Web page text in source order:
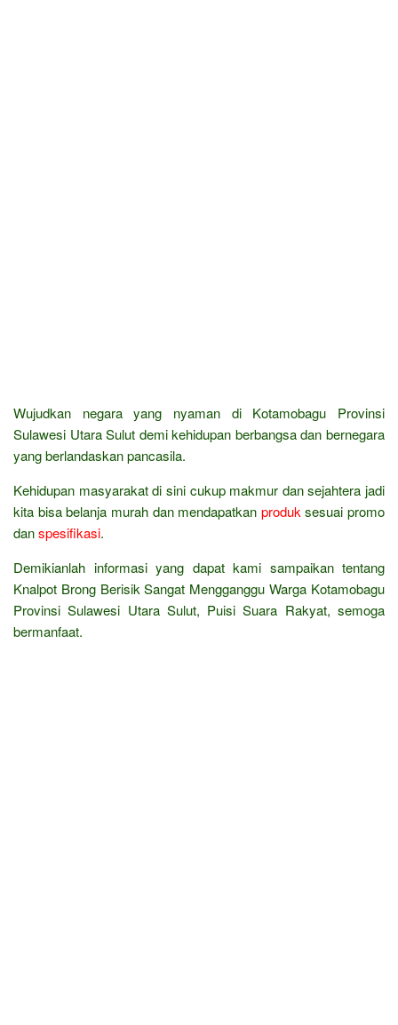
Wujudkan negara yang nyaman di Kotamobagu Provinsi
Sulawesi Utara Sulut demi kehidupan berbangsa dan bernegara
yang berlandaskan pancasila.
Kehidupan masyarakat di sini cukup makmur dan sejahtera jadi
kita bisa belanja murah dan mendapatkan produk sesuai promo
danspesifikasi.
Demikianlah informasi yang dapat kami sampaikan tentang
Knalpot Brong Berisik Sangat Mengganggu Warga Kotamobagu
Provinsi Sulawesi Utara Sulut, Puisi Suara Rakyat, semoga
bermanfaat.